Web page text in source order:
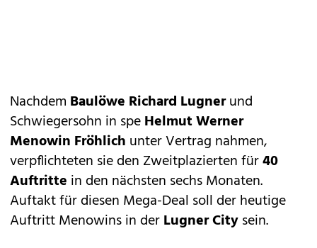
Nachdem Baulöwe Richard Lugnerund
Schwiegersohn in speHelmut Werner
Menowin Fröhlich unter Vertrag nahmen,
verpflichteten sie den Zweitplazierten für40
Auftritte in den nächsten sechs Monaten.
Auftakt für diesen Mega-Deal soll der heutige
Auftritt Menowins in derLugner Citysein.